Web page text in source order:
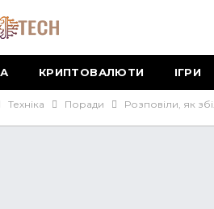
КРИПТОВАЛЮТИ ІГРИ
Техніка Поради Розповіли, як